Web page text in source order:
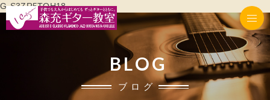
G-S3ZR5TQH18
BLOG
ブログ